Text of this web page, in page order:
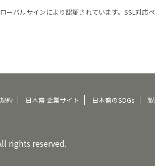
ーバルサインにより認証されています。SSL対応
約 日本盛 企業サイト 日本盛のSDGs
rights reserved.